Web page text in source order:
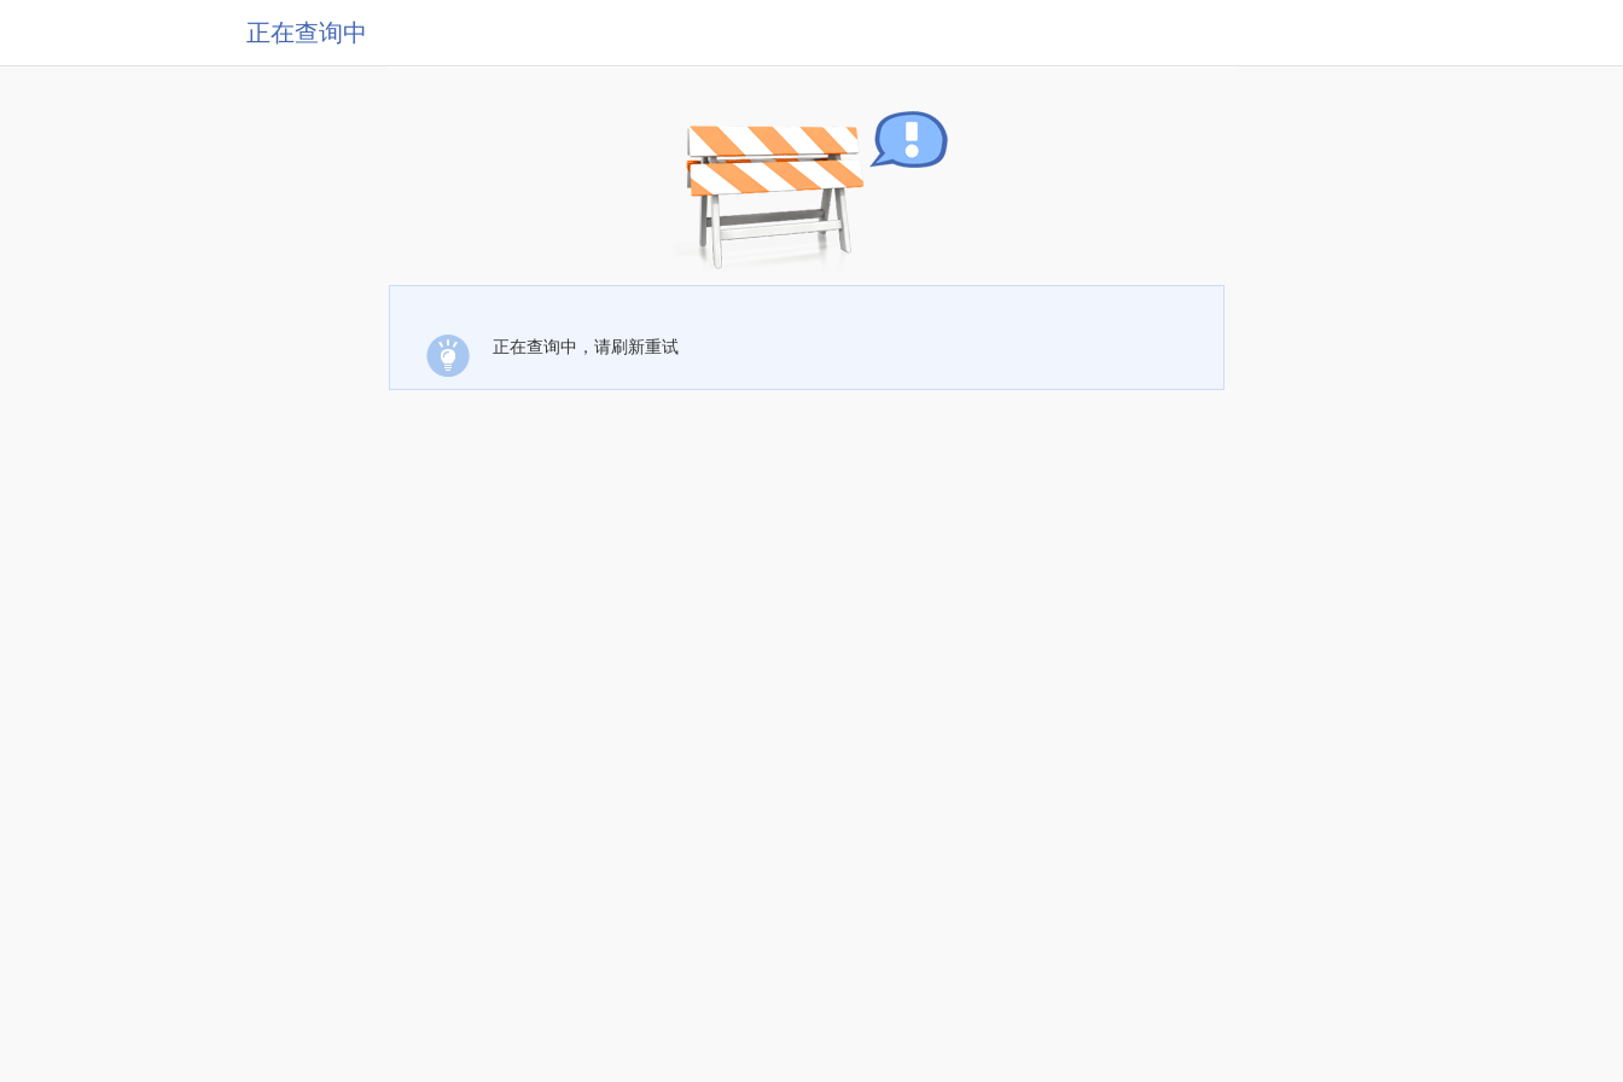
正在查询中
正在查询中，请刷新重试